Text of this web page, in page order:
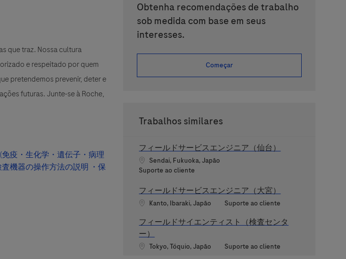
que traz. Nossa cultura
e respeitado por quem
pretendemos prevenir, deter e
futuras. Junte-se à Roche,
疫・生化学・遺伝子・病理
機器の操作方法の説明 ・保
Obtenha recomendações de trabalho
sob medida com base em seus
interesses.
Começar
Trabalhos similares
フィールドサービスエンジニア（仙台）
Localização
Sendai, Fukuoka, Japão
Categoria
Suporte ao cliente
フィールドサービスエンジニア（大宮）
Localização
Kanto, Ibaraki, Japão Categoria
Suporte ao cliente
フィールドサイエンティスト（検査センタ
ー）
Localização
Tokyo, Tóquio, Japão Categoria
Suporte ao cliente